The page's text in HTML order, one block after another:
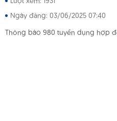
Ngày đăng: 03/06/2025 07:40
Thông báo 980 tuyển dụng hợp